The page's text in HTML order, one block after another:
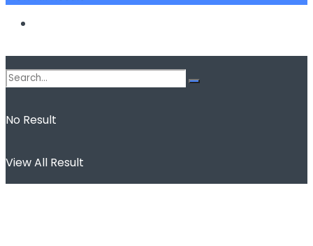
No Result
View All Result